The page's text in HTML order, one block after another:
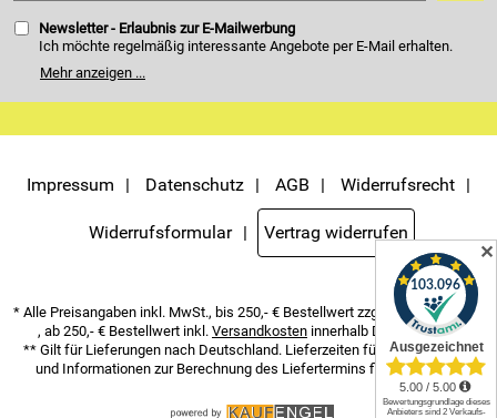
Newsletter - Erlaubnis zur E-Mailwerbung
Ich möchte regelmäßig interessante Angebote per E-Mail erhalten.
Meine E-Mail-Adresse wird nicht an andere Unternehmen
weitergegeben. Zu statistischen Zwecken wird in anonymer Form
Servicemenü unten rechts, oder indem Sie den Link "Abmelden" am
Ende des Newsletters anklicken. Die
Datenschutzerklärunghabe ich
Mehr anzeigen ...
Impressum Datenschutz AGB Widerrufsrecht
Widerrufsformular Vertrag widerrufen
* Alle Preisangaben inkl. MwSt., bis 250,- € Bestellwert zzgl.
Versandkosten
, ab 250,- € Bestellwert inkl. Versandkosten innerhalb Deutschlands
** Gilt für Lieferungen nach Deutschland. Lieferzeiten für andere Länder
und Informationen zur Berechnung des Liefertermins finden Siehier.
✕